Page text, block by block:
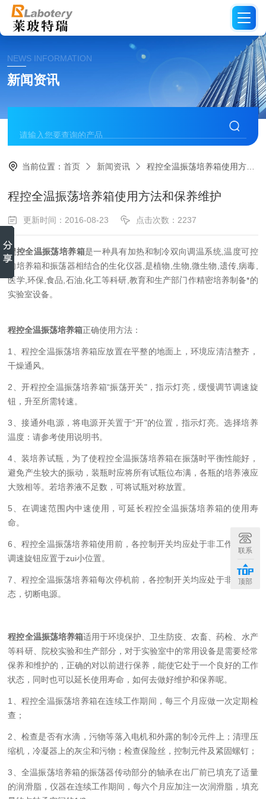
NEWS INFORMATION
新闻资讯
当前位置：首页 新闻资讯 程控全温振荡培养箱使用方法和保养维护
程控全温振荡培养箱使用方法和保养维护
更新时间：2016-08-23 点击次数：2237
程控全温振荡培养箱是一种具有加热和制冷双向调温系统,温度可控
的培养箱和振荡器相结合的生化仪器,是植物,生物,微生物,遗传,病毒,
医学,环保,食品,石油,化工等科研,教育和生产部门作精密培养制备*的
实验室设备。
程控全温振荡培养箱正确使用方法：
1、程控全温振荡培养箱应放置在平整的地面上，环境应清洁整齐，
干燥通风。
2、开程控全温振荡培养箱“振荡开关"，指示灯亮，缓慢调节调速旋
钮，升至所需转速。
3、接通外电源，将电源开关置于“开"的位置，指示灯亮。选择培养
温度：请参考使用说明书。
4、装培养试瓶，为了使程控全温振荡培养箱在振荡时平衡性能好，
避免产生较大的振动，装瓶时应将所有试瓶位布满，各瓶的培养液应
大致相等。若培养液不足数，可将试瓶对称放置。
5、在调速范围内中速使用，可延长程控全温振荡培养箱的使用寿
命。
6、程控全温振荡培养箱使用前，各控制开关均应处于非工作状态，
调速旋钮应置于zui小位置。
7、程控全温振荡培养箱每次停机前，各控制开关均应处于非工作状
态，切断电源。
程控全温振荡培养箱适用于环境保护、卫生防疫、农畜、药检、水产
等科研、院校实验和生产部分，对于实验室中的常用设备是需要经常
保养和维护的，正确的对以前进行保养，能使它处于一个良好的工作
状态，同时也可以延长使用寿命，如何去做好维护和保养呢。
1、程控全温振荡培养箱在连续工作期间，每三个月应做一次定期检
查；
2、检查是否有水滴，污物等落入电机和外露的制冷元件上；清理压
缩机，冷凝器上的灰尘和污物；检查保险丝，控制元件及紧固螺钉；
3、全温振荡培养箱的振荡器传动部分的轴承在出厂前已填充了适量
的润滑脂，仪器在连续工作期间，每六个月应加注一次润滑脂，填充
联系
顶部